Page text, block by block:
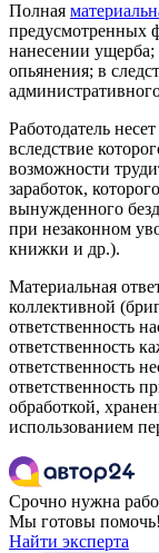
Полная
предусмотренных
нанесении
опьянения; в
Работодатель
вследствие
возможности
заработок,
вынужденного
при незаконном
книжки и др.).
Материальная
коллективной
ответственность
ответственность
ответственность
ответственность
обработкой,
использованием
Срочно нужна
Мы готовы помочь!
Найти эксперта